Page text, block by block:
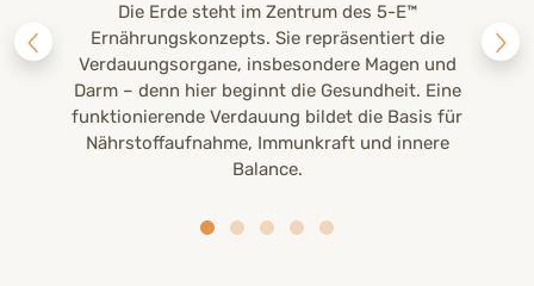
Die Erde steht im Zentrum des 5-E™
Ernährungskonzepts. Sie repräsentiert die
Verdauungsorgane, insbesondere Magen und
Darm – denn hier beginnt die Gesundheit. Eine
funktionierende Verdauung bildet die Basis für
Nährstoffaufnahme, Immunkraft und innere
Balance.